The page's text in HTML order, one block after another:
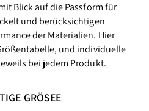
Blick auf die Passform für
und berücksichtigen
der Materialien. Hier
und individuelle
bei jedem Produkt.
GRÖSEE